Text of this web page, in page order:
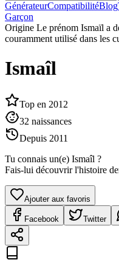
GénérateurCompatibilitéBlog
Garçon
Origine Le prénom Ismaïl a
couramment utilisé dans les
Ismaîl
Top en 2012
32 naissances
Depuis 2011
Tu connais un(e) Ismaîl ?
Fais-lui découvrir l'histoire
Ajouter aux favoris
Facebook Twitter